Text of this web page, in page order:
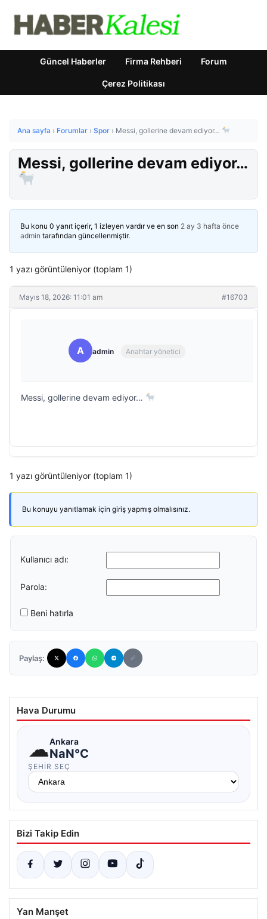
Güncel Haberler Firma Rehberi Forum
Çerez Politikası
Ana sayfa › Forumlar › Spor › Messi, gollerine devam ediyor…
Messi, gollerine devam ediyor…
Bu konu 0 yanıt içerir, 1 izleyen vardır ve en son 2 ay 3 hafta önce
admin tarafından güncellenmiştir.
1 yazı görüntüleniyor (toplam 1)
Mayıs 18, 2026: 11:01 am #16703
A admin Anahtar yönetici
Messi, gollerine devam ediyor…
1 yazı görüntüleniyor (toplam 1)
Bu konuyu yanıtlamak için giriş yapmış olmalısınız.
Kullanıcı adı:
Parola:
Beni hatırla
Paylaş:
Hava Durumu
☁Ankara
NaN°C
ŞEHIR SEÇ
Bizi Takip Edin
Yan Manşet